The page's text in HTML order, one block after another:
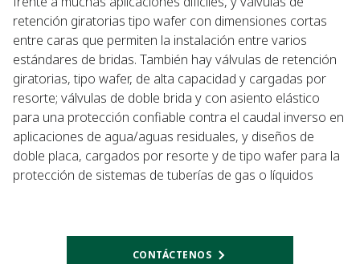
retención giratorias tipo wafer con dimensiones cortas
entre caras que permiten la instalación entre varios
estándares de bridas. También hay válvulas de retención
giratorias, tipo wafer, de alta capacidad y cargadas por
resorte; válvulas de doble brida y con asiento elástico
para una protección confiable contra el caudal inverso en
aplicaciones de agua/aguas residuales, y diseños de
doble placa, cargados por resorte y de tipo wafer para la
protección de sistemas de tuberías de gas o líquidos
CONTÁCTENOS